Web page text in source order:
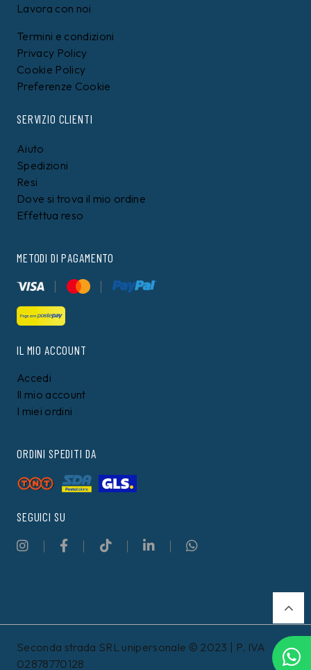
Lavora con noi
Termini e condizioni
Privacy Policy
Cookie Policy
Preferenze Cookie
SERVIZIO CLIENTI
Aiuto
Spedizioni
Resi
Dove si trova il mio ordine
Effettua reso
METODI DI PAGAMENTO
IL MIO ACCOUNT
Accedi
Il mio account
I miei ordini
ORDINI SPEDITI DA
SEGUICI SU
Seconda strada SRL unipersonale © 2023 | P. IVA
02878770128